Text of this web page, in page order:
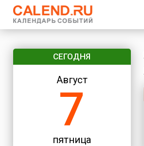
СЕГОДНЯ
Август
7
пятница